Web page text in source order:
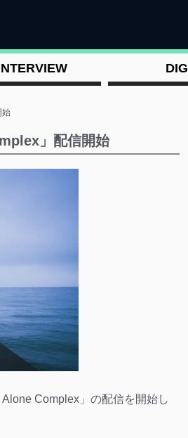
DIG
始
」配信開始
Complex」の配信を開始し